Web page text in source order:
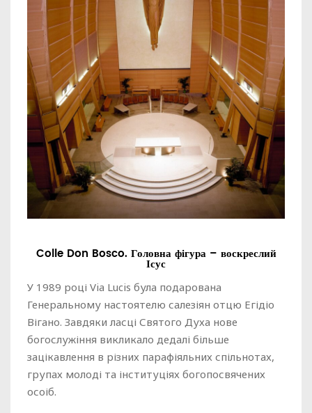
Colle Don Bosco. Головна фігура – воскреслий
Ісус
У 1989 році Via Lucis була подарована
Генеральному настоятелю салезіян отцю Егідіо
Вігано. Завдяки ласці Святого Духа нове
богослужіння викликало дедалі більше
зацікавлення в різних парафіяльних спільнотах,
групах молоді та інституціях богопосвячених
осоіб.